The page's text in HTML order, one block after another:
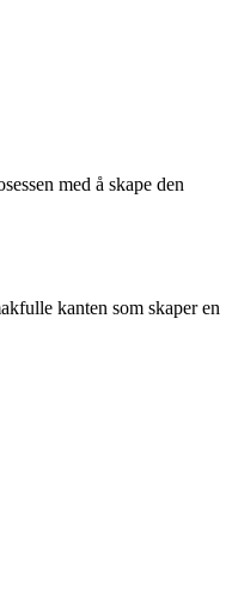
med å skape den
kanten som skaper en